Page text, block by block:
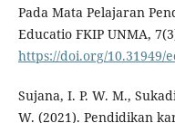
Pada Mata Pelajaran
Educatio FKIP UNMA,
https://doi.org/10.31949/
Sujana, I. P. W. M.,
W. (2021). Pendidikan